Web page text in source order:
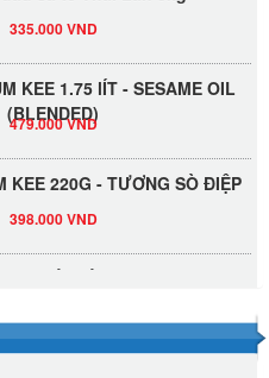
KEE 1.75 lÍT - SESAME OIL
(BLENDED)
479.000 VND
KEE 220G - TƯƠNG SÒ ĐIỆP
Thốt Nốt 1kg
hạt Long An 500g